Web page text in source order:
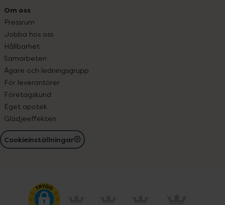
Om oss
Pressrum
Jobba hos oss
Hållbarhet
Samarbeten
Ägare och ledningsgrupp
För leverantörer
Företagskund
Eget apotek
Glädjeeffekten
Cookieinställningar